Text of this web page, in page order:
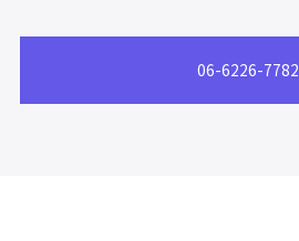
06-6226-7782